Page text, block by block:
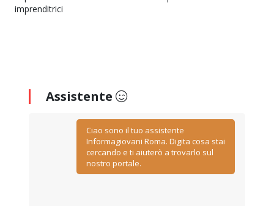
imprenditrici
Assistente
Ciao sono il tuo assistente
Informagiovani Roma. Digita cosa stai
cercando e ti aiuterò a trovarlo sul
nostro portale.